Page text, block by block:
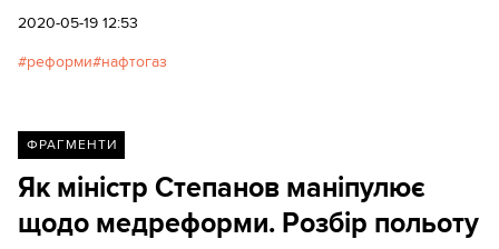
безпосереднього керівника, голову правління
«Тексти» розповідають про роль тандему
провали за підсумком цих дій.
2020-05-19 12:53
реформи нафтогаз
ФРАГМЕНТИ
Як міністр Степанов маніпулює
щодо медреформи. Розбір польоту